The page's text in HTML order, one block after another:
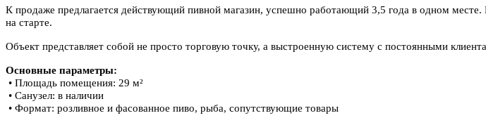
К продаже предлагается действующий пивной магазин, успешно работающий 3,5 года в одном
на старте.
Объект представляет собой не просто торговую точку, а выстроенную систему с постоянными
Основные параметры:
• Площадь помещения: 29 м²
• Санузел: в наличии
• Формат: розливное и фасованное пиво, рыба, сопутствующие товары